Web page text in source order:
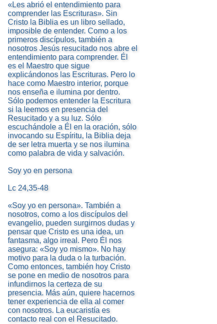
«Les abrió el entendimiento para
comprender las Escrituras». Sin
Cristo la Biblia es un libro sellado,
imposible de entender. Como a los
primeros discípulos, también a
nosotros Jesús resucitado nos abre el
entendimiento para comprender. Él
es el Maestro que sigue
explicándonos las Escrituras. Pero lo
hace como Maestro interior, porque
nos enseña e ilumina por dentro.
Sólo podemos entender la Escritura
si la leemos en presencia del
Resucitado y a su luz. Sólo
escuchándole a Él en la oración, sólo
invocando su Espíritu, la Biblia deja
de ser letra muerta y se nos ilumina
como palabra de vida y salvación.
Soy yo en persona
Lc 24,35-48
«Soy yo en persona». También a
nosotros, como a los discípulos del
evangelio, pueden surgirnos dudas y
pensar que Cristo es una idea, un
fantasma, algo irreal. Pero Él nos
asegura: «Soy yo mismo». No hay
motivo para la duda o la turbación.
Como entonces, también hoy Cristo
se pone en medio de nosotros para
infundirnos la certeza de su
presencia. Más aún, quiere hacernos
tener experiencia de ella al comer
con nosotros. La eucaristía es
contacto real con el Resucitado.